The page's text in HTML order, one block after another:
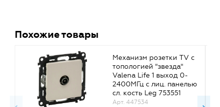
Похожие товары
Механизм розетки TV с
топологией "звезда"
Valena Life 1 выход 0-
2400МГц с лиц. панелью
сл. кость Leg 753551
(упак 5 шт)
Арт. 447534